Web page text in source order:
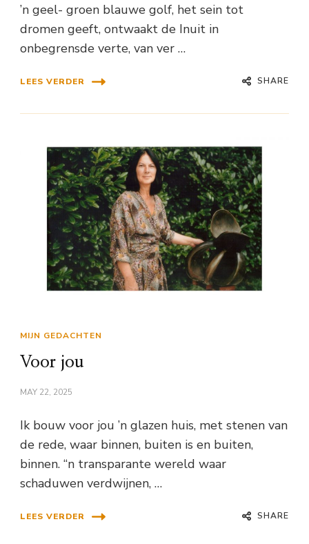
’n geel- groen blauwe golf, het sein tot
dromen geeft, ontwaakt de Inuit in
onbegrensde verte, van ver …
LEES VERDER SHARE
MIJN GEDACHTEN
Voor jou
MAY 22, 2025
Ik bouw voor jou ’n glazen huis, met stenen van
de rede, waar binnen, buiten is en buiten,
binnen. “n transparante wereld waar
schaduwen verdwijnen, …
LEES VERDER SHARE